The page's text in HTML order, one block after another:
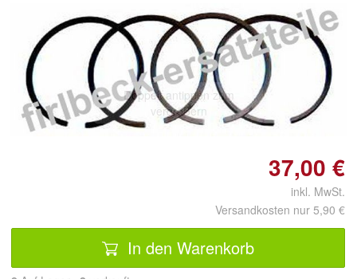
Doppelt antippen zum
vergrößern
37,00 €
inkl. MwSt.
Versandkosten nur 5,90 €
In den Warenkorb